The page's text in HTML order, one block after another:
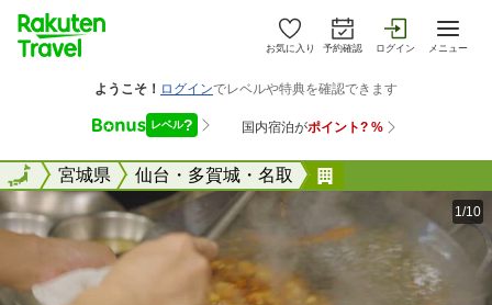
お気に入り 予約確認 ログイン メニュー
全国宮城県 仙台・多賀城・名取
全国
1/10